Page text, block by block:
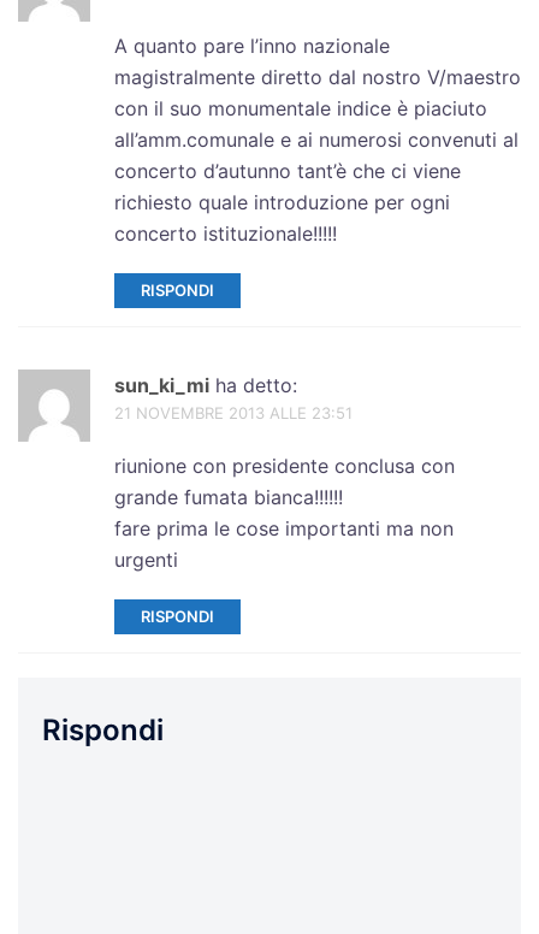
A quanto pare l’inno nazionale
magistralmente diretto dal nostro V/maestro
con il suo monumentale indice è piaciuto
all’amm.comunale e ai numerosi convenuti al
concerto d’autunno tant’è che ci viene
richiesto quale introduzione per ogni
concerto istituzionale!!!!!
RISPONDI
sun_ki_mi ha detto:
21 NOVEMBRE 2013 ALLE 23:51
riunione con presidente conclusa con
grande fumata bianca!!!!!!
fare prima le cose importanti ma non
urgenti
RISPONDI
Rispondi